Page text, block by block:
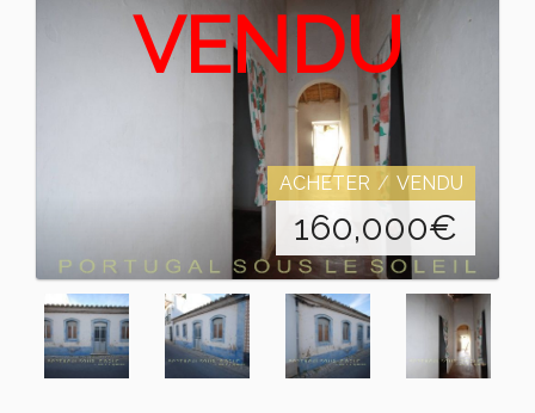
VENDU
ACHETER VENDU
160,000€